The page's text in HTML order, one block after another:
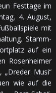
Fest­tage im
4. Au­gust,
mit
Stamm­
auf ein
Rosenheimer
„Dreder Musi“
wie auf die